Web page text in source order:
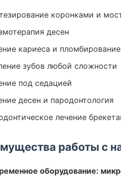
коронками и
десен
кариеса и пломбирование
зубов любой сложности
под седацией
десен и пародонтология
лечение
работы с
оборудование: